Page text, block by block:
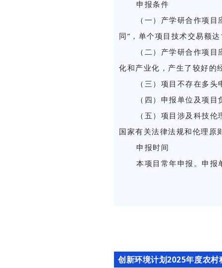
申报条件
（一）产学研合作项
同”，单个项目技术交易额
（二）产学研合作项
化和产业化，产生了较好的
（三）项目不存在多
（四）申报单位及项
（五）项目涉及科技
国家有关法律法规和伦理原
申报时间
本项目常年申报。申
创新环境计划2025年度农